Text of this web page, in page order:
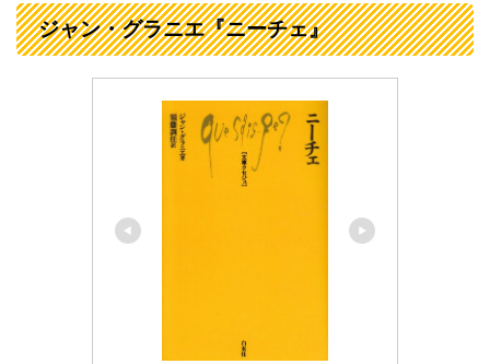
ジャン・グラニエ『ニーチェ』